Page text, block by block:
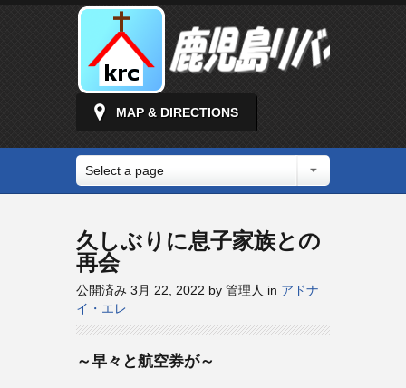
MAP & DIRECTIONS
Select a page
久しぶりに息子家族との
再会
公開済み 3月 22, 2022 by 管理人 in アドナ
イ・エレ
～早々と航空券が～